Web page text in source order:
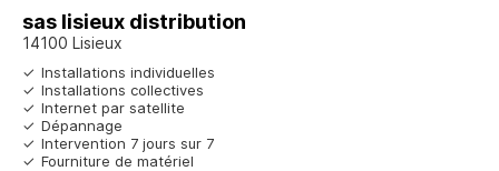
sas lisieux distribution
14100 Lisieux
Installations individuelles
Installations collectives
Internet par satellite
Dépannage
Intervention 7 jours sur 7
Fourniture de matériel